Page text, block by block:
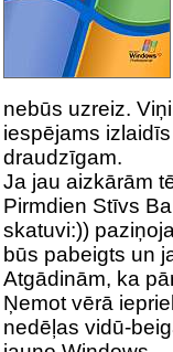
nebūs uzreiz.
iespējams
draudzīgam.
Ja jau aizkārām
Pirmdien Stīvs
skatuvi:))
būs pabeigts un
Atgādinām, ka
Ņemot vērā
nedēļas vidū-